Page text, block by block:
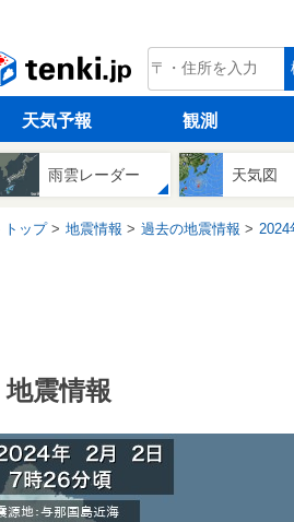
tenki.jp
天気予報 観測
雨雲レーダー 天気図
トップ 地震情報 過去の地震情報 2024
地震情報